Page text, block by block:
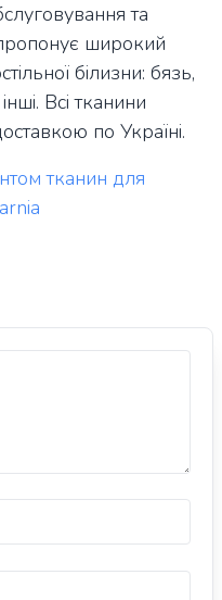
та
широкий
білизни: бязь,
Всі тканини
по Україні.
тканин для